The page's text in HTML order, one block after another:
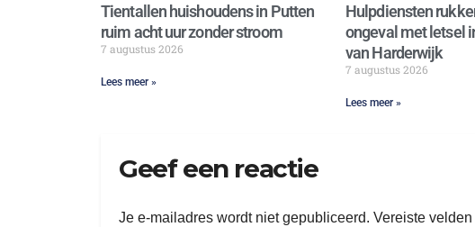
Tientallen huishoudens in Putten
ruim acht uur zonder stroom
7 augustus 2026
Lees meer »
Hulpdiensten
ongeval met letsel
van Harderwijk
7 augustus 2026
Lees meer »
Geef een reactie
Je e-mailadres wordt niet gepubliceerd. Vereiste